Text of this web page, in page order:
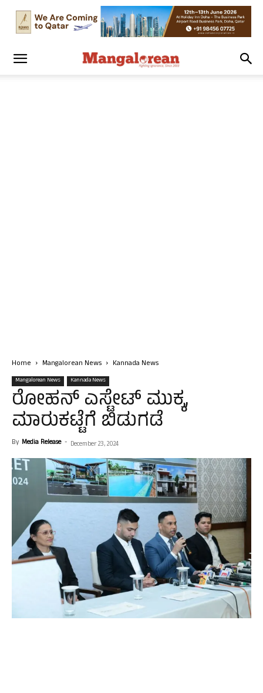
Home Mangalorean News Kannada News
Mangalorean News Kannada News
ರೋಹನ್ ಎಸ್ಟೇಟ್ ಮುಕ್ಕ,
ಮಾರುಕಟ್ಟೆಗೆ ಬಿಡುಗಡೆ
By Media Release - December 23, 2024